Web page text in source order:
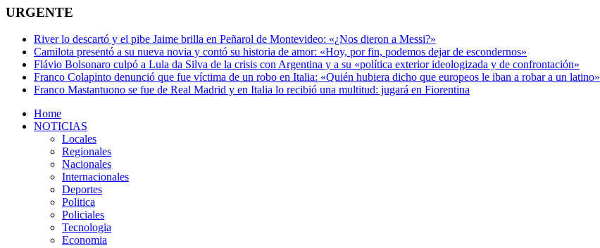
URGENTE
River lo descartó y el pibe Jaime brilla en Peñarol de Montevideo: «¿Nos dieron a Messi?»
Camilota presentó a su nueva novia y contó su historia de amor: «Hoy, por fin, podemos dejar de escondernos»
Flávio Bolsonaro culpó a Lula da Silva de la crisis con Argentina y a su «política exterior ideologizada y de confrontación»
Franco Colapinto denunció que fue víctima de un robo en Italia: «Quién hubiera dicho que europeos le iban a robar a un latino»
Franco Mastantuono se fue de Real Madrid y en Italia lo recibió una multitud: jugará en Fiorentina
Home
NOTICIAS
Locales
Regionales
Nacionales
Internacionales
Deportes
Politica
Policiales
Tecnologia
Economia